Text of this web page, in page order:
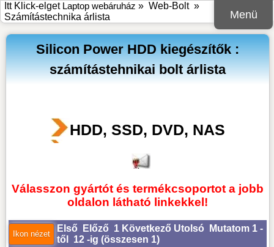
Menü
Itt Klick-elget Laptop webáruház » Web-Bolt»
Számítástechnika árlista
Silicon Power HDD kiegészítők :
számítástehnikai bolt árlista
HDD, SSD, DVD, NAS
Válasszon gyártót és termékcsoportot a jobb
oldalon látható linkekkel!
Első Előző 1 Következő Utolsó Mutatom 1 -
től 12 -ig (összesen 1)